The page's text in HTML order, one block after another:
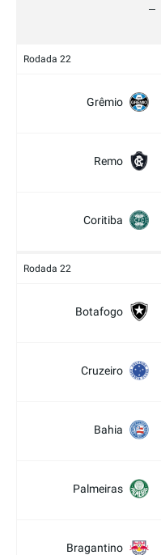
Rodada 22
Grêmio
Remo
Coritiba
Rodada 22
Botafogo
Cruzeiro
Bahia
Palmeiras
Bragantino